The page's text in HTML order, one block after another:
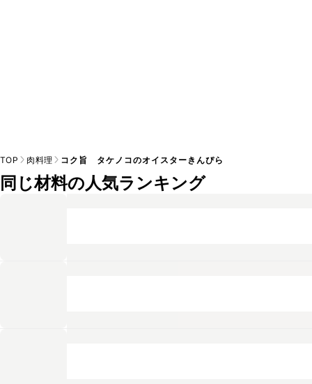
TOP 肉料理 コク旨 タケノコのオイスターきんぴら
同じ材料の人気ランキング